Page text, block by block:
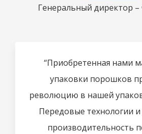
Генеральный директор
“Приобретенная нами
упаковки порошков
революцию в нашей
Передовые технологии и
производительность